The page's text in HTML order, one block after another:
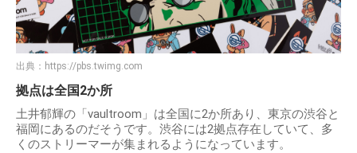
出典： https://pbs.twimg.com
拠点は全国2か所
土井郁輝の「vaultroom」は全国に2か所あり、東京の渋谷と
福岡にあるのだそうです。渋谷には2拠点存在していて、多
くのストリーマーが集まれるようになっています。